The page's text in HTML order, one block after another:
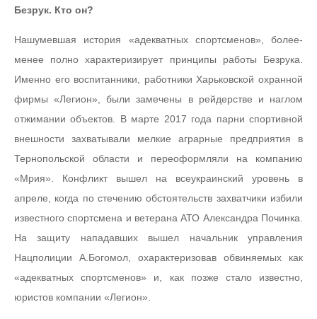
Безрук. Кто он?
Нашумевшая история «адекватных спортсменов», более-
менее полно характеризирует принципы работы Безрука.
Именно его воспитанники, работники Харьковской охранной
фирмы «Легион», были замечены в рейдерстве и наглом
отжимании объектов. В марте 2017 года парни спортивной
внешности захватывали мелкие аграрные предприятия в
Тернопольской области и переоформляли на компанию
«Мрия». Конфликт вышел на всеукраинский уровень в
апреле, когда по стечению обстоятельств захватчики избили
известного спортсмена и ветерана АТО Александра Починка.
На защиту нападавших вышел начальник управления
Нацполиции А.Богомол, охарактеризовав обвиняемых как
«адекватных спортсменов» и, как позже стало известно,
юристов компании «Легион».